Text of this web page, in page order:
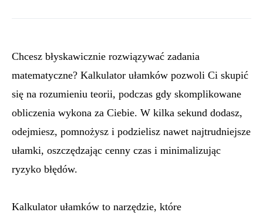
Chcesz błyskawicznie rozwiązywać zadania
matematyczne? Kalkulator ułamków pozwoli Ci skupić
się na rozumieniu teorii, podczas gdy skomplikowane
obliczenia wykona za Ciebie. W kilka sekund dodasz,
odejmiesz, pomnożysz i podzielisz nawet najtrudniejsze
ułamki, oszczędzając cenny czas i minimalizując
ryzyko błędów.
Kalkulator ułamków to narzędzie, które